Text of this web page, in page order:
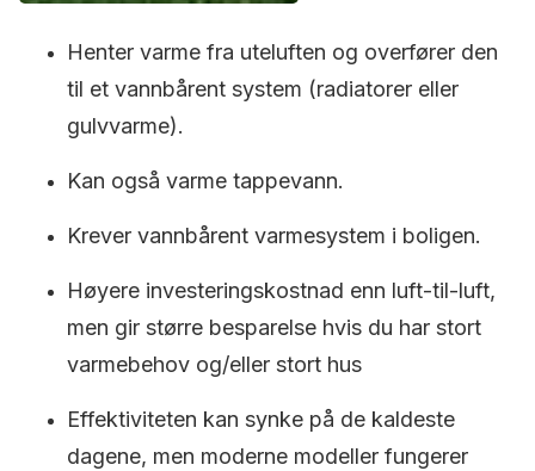
Henter varme fra uteluften og overfører den
til et vannbårent system (radiatorer eller
gulvvarme).
Kan også varme tappevann.
Krever vannbårent varmesystem i boligen.
Høyere investeringskostnad enn luft-til-luft,
men gir større besparelse hvis du har stort
varmebehov og/eller stort hus
Effektiviteten kan synke på de kaldeste
dagene, men moderne modeller fungerer